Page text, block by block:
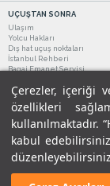
Çerezler, içeriği
özellikleri
kullanılmaktadır.
kabul
UÇUŞTAN SONRA
Ulaşım
Yolcu Hakları
Dış hat uçuş noktaları
İstanbul Rehberi
Bagaj Emanet Servisi